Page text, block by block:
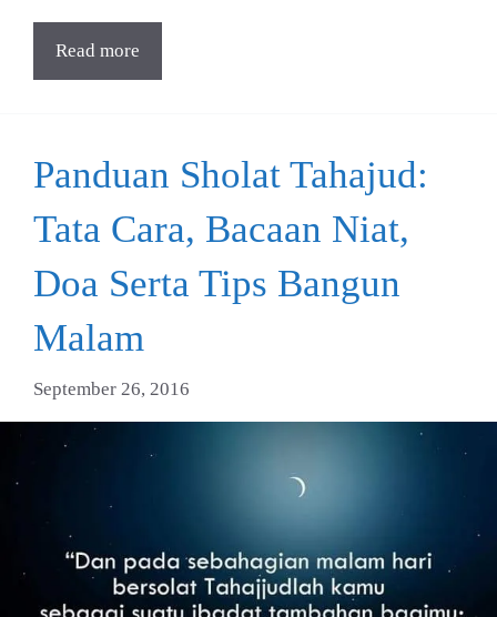
Read more
Panduan Sholat Tahajud:
Tata Cara, Bacaan Niat,
Doa Serta Tips Bangun
Malam
September 26, 2016